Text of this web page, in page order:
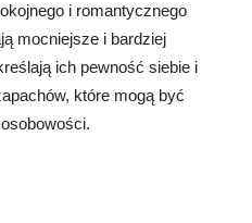
i romantycznego
mocniejsze i bardziej
ich pewność siebie i
które mogą być